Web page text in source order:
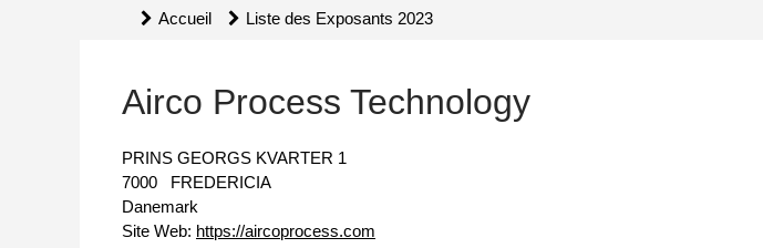
Accueil Liste des Exposants 2023
Airco Process Technology
PRINS GEORGS KVARTER 1
7000
FREDERICIA
Danemark
Site Web: https://aircoprocess.com